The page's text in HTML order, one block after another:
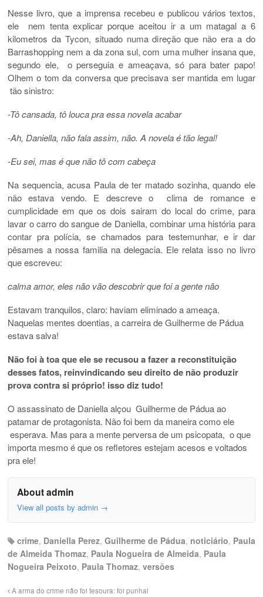
Nesse livro, que a imprensa recebeu e publicou vários textos,
ele nem tenta explicar porque aceitou ir a um matagal a 6
kilometros da Tycon, situado numa direção que não era a do
Barrashopping nem a da zona sul, com uma mulher insana que,
segundo ele, o perseguia e ameaçava, só para bater papo!
Olhem o tom da conversa que precisava ser mantida em lugar
tão sinistro:
-Tô cansada, tô louca pra essa novela acabar
-Ah, Daniella, não fala assim, não. A novela é tão legal!
-Eu sei, mas é que não tô com cabeça
Na sequencia, acusa Paula de ter matado sozinha, quando ele
não estava vendo. E descreve o clima de romance e
cumplicidade em que os dois sairam do local do crime, para
lavar o carro do sangue de Daniella, combinar uma história para
contar pra polícia, se chamados para testemunhar, e ir dar
pêsames a nossa familia na delegacia. Ele relata isso no livro
que escreveu:
calma amor, eles não vão descobrir que foi a gente não
Estavam tranquilos, claro: haviam eliminado a ameaça.
Naquelas mentes doentias, a carreira de Guilherme de Pádua
estava salva!
Não foi à toa que ele se recusou a fazer a reconstituição
desses fatos, reinvindicando seu direito de não produzir
prova contra si próprio! isso diz tudo!
O assassinato de Daniella alçou Guilherme de Pádua ao
patamar de protagonista. Não foi bem da maneira como ele
esperava. Mas para a mente perversa de um psicopata, o que
importa mesmo é que os refletores estejam acesos e voltados
pra ele!
About admin
View all posts by admin →
crime, Daniella Perez, Guilherme de Pádua, noticiário, Paula
de Almeida Thomaz, Paula Nogueira de Almeida, Paula
Nogueira Peixoto, Paula Thomaz, versões
A arma do crime não foi tesoura: foi punhal